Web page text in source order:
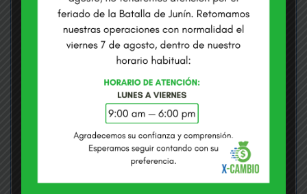
COMPRAMOS USD
S/3.3710
VENDEMOS USD
S/3.4100
Dólares
Gana S/170.11más que cambiando en bancos